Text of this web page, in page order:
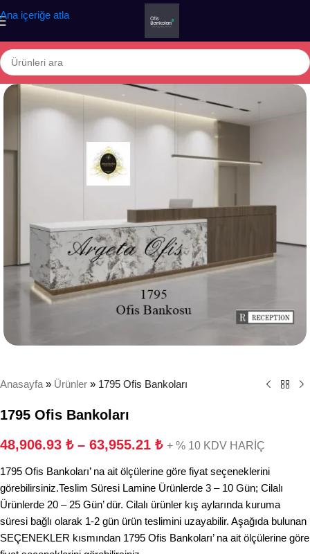
Ana içeriğe atla
Anasayfa » Ürünler » 1795 Ofis Bankoları
1795 Ofis Bankoları
48,906.93 ₺ – 63,955.21 ₺ + % 10 KDV HARİÇ
1795 Ofis Bankoları’ na ait ölçülerine göre fiyat seçeneklerini
görebilirsiniz.Teslim Süresi Lamine Ürünlerde 3 – 10 Gün; Cilalı
Ürünlerde 20 – 25 Gün’ dür. Cilalı ürünler kış aylarında kuruma
süresi bağlı olarak 1-2 gün ürün teslimini uzayabilir. Aşağıda bulunan
SEÇENEKLER kısmından 1795 Ofis Bankoları’ na ait ölçülerine göre